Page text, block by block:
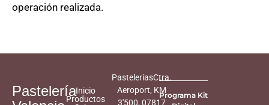
operación realizada.
PasteleríaInicio
Productos
PasteleríasCtra.
Aeroport, KM
3'500, 07817
Programa Kit